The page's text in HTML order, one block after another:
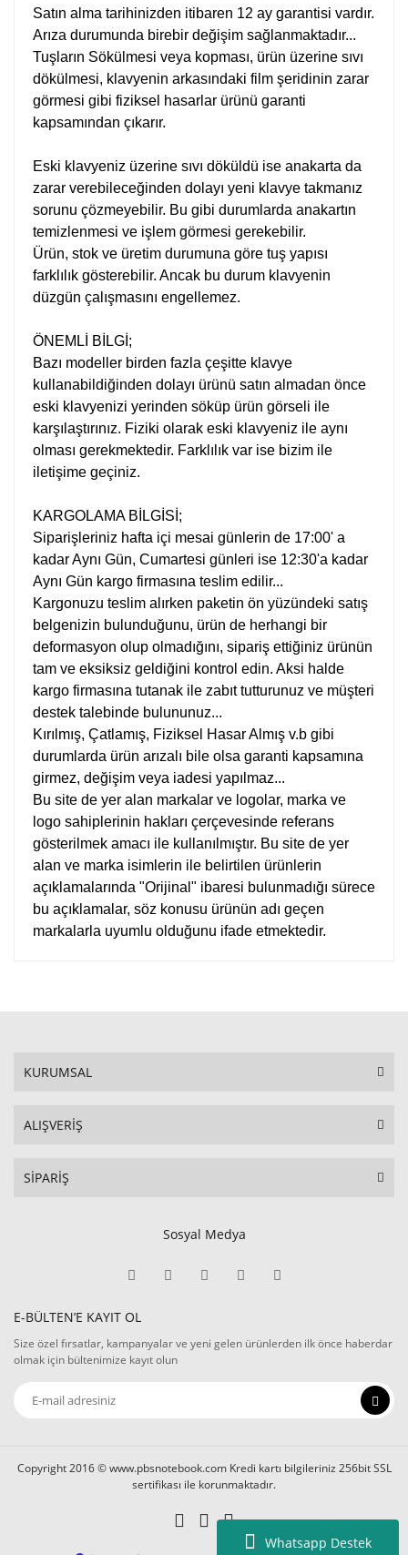
Whatsapp Destek
Satın alma tarihinizden itibaren 12 ay garantisi vardır.
Arıza durumunda birebir değişim sağlanmaktadır...
Tuşların Sökülmesi veya kopması, ürün üzerine sıvı
dökülmesi, klavyenin arkasındaki film şeridinin zarar
görmesi gibi fiziksel hasarlar ürünü garanti
kapsamından çıkarır.
Eski klavyeniz üzerine sıvı döküldü ise anakarta da
zarar verebileceğinden dolayı yeni klavye takmanız
sorunu çözmeyebilir. Bu gibi durumlarda anakartın
temizlenmesi ve işlem görmesi gerekebilir.
Ürün, stok ve üretim durumuna göre tuş yapısı
farklılık gösterebilir. Ancak bu durum klavyenin
düzgün çalışmasını engellemez.
ÖNEMLİ BİLGİ;
Bazı modeller birden fazla çeşitte klavye
kullanabildiğinden dolayı ürünü satın almadan önce
eski klavyenizi yerinden söküp ürün görseli ile
karşılaştırınız. Fiziki olarak eski klavyeniz ile aynı
olması gerekmektedir. Farklılık var ise bizim ile
iletişime geçiniz.
KARGOLAMA BİLGİSİ;
Siparişleriniz hafta içi mesai günlerin de 17:00' a
kadar Aynı Gün, Cumartesi günleri ise 12:30'a kadar
Aynı Gün kargo firmasına teslim edilir...
Kargonuzu teslim alırken paketin ön yüzündeki satış
belgenizin bulunduğunu, ürün de herhangi bir
deformasyon olup olmadığını, sipariş ettiğiniz ürünün
tam ve eksiksiz geldiğini kontrol edin. Aksi halde
kargo firmasına tutanak ile zabıt tutturunuz ve müşteri
destek talebinde bulununuz...
Kırılmış, Çatlamış, Fiziksel Hasar Almış v.b gibi
durumlarda ürün arızalı bile olsa garanti kapsamına
girmez, değişim veya iadesi yapılmaz...
Bu site de yer alan markalar ve logolar, marka ve
logo sahiplerinin hakları çerçevesinde referans
gösterilmek amacı ile kullanılmıştır. Bu site de yer
alan ve marka isimlerin ile belirtilen ürünlerin
açıklamalarında "Orijinal" ibaresi bulunmadığı sürece
bu açıklamalar, söz konusu ürünün adı geçen
markalarla uyumlu olduğunu ifade etmektedir.
KURUMSAL
ALIŞVERİŞ
SİPARİŞ
Sosyal Medya
E-BÜLTEN’E KAYIT OL
Size özel fırsatlar, kampanyalar ve yeni gelen ürünlerden ilk önce haberdar
olmak için bültenimize kayıt olun
Copyright 2016 © www.pbsnotebook.com Kredi kartı bilgileriniz 256bit SSL
sertifikası ile korunmaktadır.